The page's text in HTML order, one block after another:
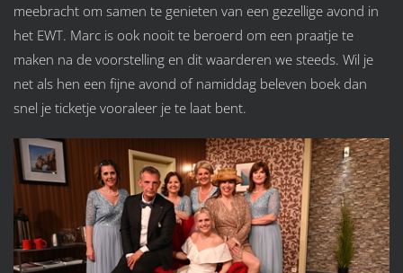
meebracht om samen te genieten van een gezellige avond in
het EWT. Marc is ook nooit te beroerd om een praatje te
maken na de voorstelling en dit waarderen we steeds. Wil je
net als hen een fijne avond of namiddag beleven boek dan
snel je ticketje vooraleer je te laat bent.